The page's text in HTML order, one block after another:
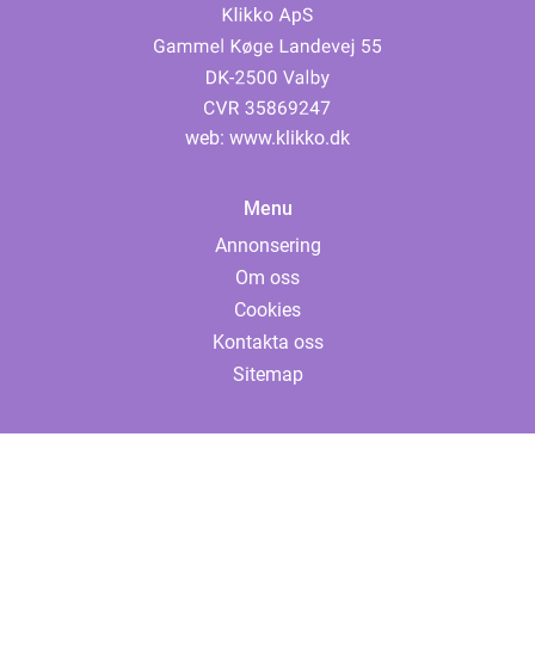
web: www.klikko.dk
Menu
Annonsering
Om oss
Cookies
Kontakta oss
Sitemap